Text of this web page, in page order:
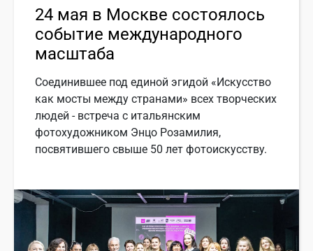
24 мая в Москве состоялось
событие международного
масштаба
Соединившее под единой эгидой «Искусство
как мосты между странами» всех творческих
людей - встреча с итальянским
фотохудожником Энцо Розамилия,
посвятившего свыше 50 лет фотоискусству.